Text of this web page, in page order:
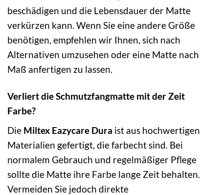
beschädigen und die Lebensdauer der Matte
verkürzen kann. Wenn Sie eine andere Größe
benötigen, empfehlen wir Ihnen, sich nach
Alternativen umzusehen oder eine Matte nach
Maß anfertigen zu lassen.
Verliert die Schmutzfangmatte mit der Zeit
Farbe?
Die Miltex Eazycare Dura ist aus hochwertigen
Materialien gefertigt, die farbecht sind. Bei
normalem Gebrauch und regelmäßiger Pflege
sollte die Matte ihre Farbe lange Zeit behalten.
Vermeiden Sie jedoch direkte